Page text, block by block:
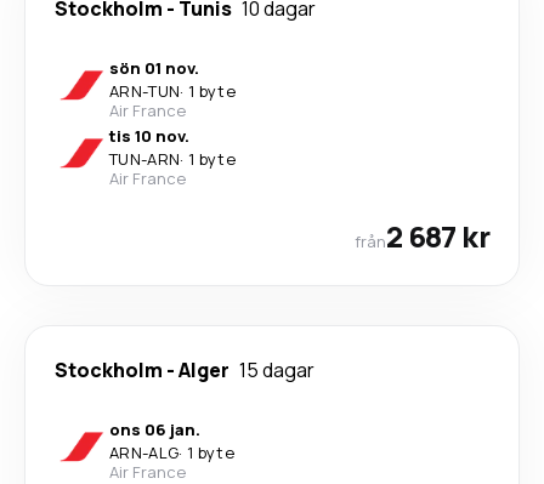
Stockholm - Tunis 10 dagar
sön 01 nov.
ARN-TUN· 1 byte
Air France
tis 10 nov.
TUN-ARN· 1 byte
Air France
från2 687 kr
Stockholm -Alger 15 dagar
ons 06 jan.
ARN-ALG· 1 byte
Air France